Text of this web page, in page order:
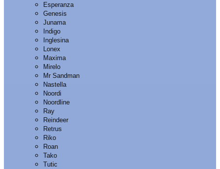
Esperanza
Genesis
Junama
Indigo
Inglesina
Lonex
Maxima
Mirelo
Mr Sandman
Nastella
Noordi
Noordline
Ray
Reindeer
Retrus
Riko
Roan
Tako
Tutic